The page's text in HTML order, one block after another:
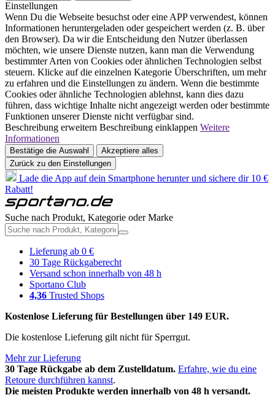
Einstellungen
Wenn Du die Webseite besuchst oder eine APP verwendest, können
Informationen heruntergeladen oder gespeichert werden (z. B. über
den Browser). Da wir die Entscheidung den Nutzer überlassen
möchten, wie unsere Dienste nutzen, kann man die Verwendung
bestimmter Arten von Cookies oder ähnlichen Technologien selbst
steuern. Klicke auf die einzelnen Kategorie Überschriften, um mehr
zu erfahren und die Einstellungen zu ändern. Wenn die bestimmte
Cookies oder ähnliche Technologien ablehnst, kann dies dazu
führen, dass wichtige Inhalte nicht angezeigt werden oder bestimmte
Funktionen unserer Dienste nicht verfügbar sind.
Beschreibung erweitern Beschreibung einklappen Weitere
Informationen
Bestätige die Auswahl
Akzeptiere alles
Zurück zu den Einstellungen
Lade die App auf dein Smartphone herunter und sichere dir 10 €
Rabatt!
Suche nach Produkt, Kategorie oder Marke
Lieferung ab 0 €
30 Tage Rückgaberecht
Versand schon innerhalb von 48 h
Sportano Club
4,36 Trusted Shops
Kostenlose Lieferung für Bestellungen über 149 EUR.
Die kostenlose Lieferung gilt nicht für Sperrgut.
Mehr zur Lieferung
30 Tage Rückgabe ab dem Zustelldatum. Erfahre, wie du eine
Retoure durchführen kannst.
Die meisten Produkte werden innerhalb von 48 h versandt.